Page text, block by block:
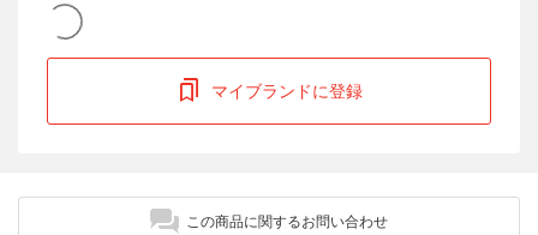
マイブランドに登録
この商品に関するお問い合わせ